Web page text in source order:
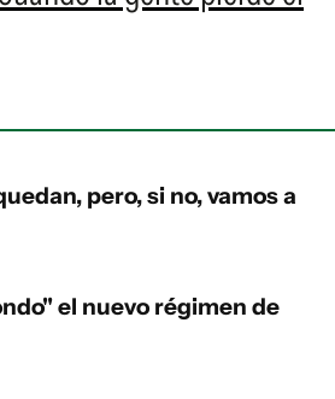
pero, si no, vamos a
el nuevo régimen de